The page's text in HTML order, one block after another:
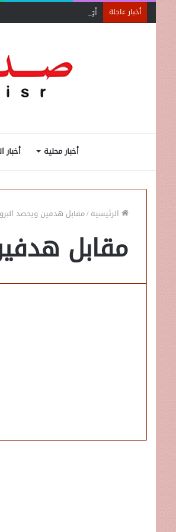
أخبار عاجلة أول منصة للسياحة الصحية
أخبار محلية أخبار
الرئيسية/مقابل هدفين ويحصد
مقابل